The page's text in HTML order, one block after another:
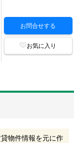
お問合せする
お気に入り
物件情報を元に作